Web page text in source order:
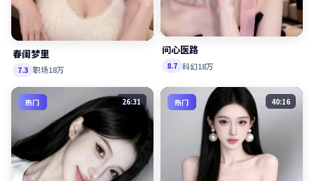
春闺梦里
7.3 职场18万
问心医路
8.7 科幻18万
热门 26:31 热门 40:16